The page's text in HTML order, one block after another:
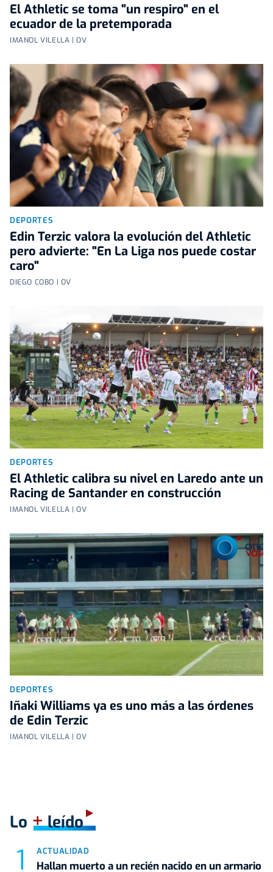
El Athletic se toma "un respiro" en el
ecuador de la pretemporada
IMANOL VILELLA | OV
DEPORTES
Edin Terzic valora la evolución del Athletic
pero advierte: "En La Liga nos puede costar
caro"
DIEGO COBO | OV
DEPORTES
El Athletic calibra su nivel en Laredo ante un
Racing de Santander en construcción
IMANOL VILELLA | OV
DEPORTES
Iñaki Williams ya es uno más a las órdenes
de Edin Terzic
IMANOL VILELLA | OV
Lo +leído
ACTUALIDAD
Hallan muerto a un recién nacido en un armario